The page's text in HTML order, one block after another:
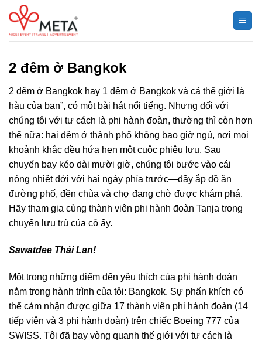
Chuyển
đến
nội
2 đêm ở Bangkok
2 đêm ở Bangkok hay 1 đêm ở Bangkok và cả thế giới là
hàu của bạn”, có một bài hát nổi tiếng. Nhưng đối với
chúng tôi với tư cách là phi hành đoàn, thường thì còn hơn
thế nữa: hai đêm ở thành phố không bao giờ ngủ, nơi mọi
khoảnh khắc đều hứa hẹn một cuộc phiêu lưu. Sau
chuyến bay kéo dài mười giờ, chúng tôi bước vào cái
nóng nhiệt đới với hai ngày phía trước—đầy ắp đồ ăn
đường phố, đền chùa và chợ đang chờ được khám phá.
Hãy tham gia cùng thành viên phi hành đoàn Tanja trong
chuyến lưu trú của cô ấy.
Sawatdee Thái Lan!
Một trong những điểm đến yêu thích của phi hành đoàn
nằm trong hành trình của tôi: Bangkok. Sự phấn khích có
thể cảm nhận được giữa 17 thành viên phi hành đoàn (14
tiếp viên và 3 phi hành đoàn) trên chiếc Boeing 777 của
SWISS. Tôi đã bay vòng quanh thế giới với tư cách là